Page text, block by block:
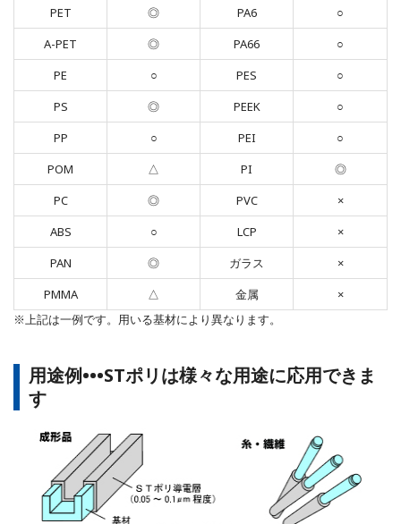
PET ◎ PA6
○
A-PET
◎ PA66
○
PE
○ PES
○
PS
◎ PEEK
○
PP
○ PEI
○
POM
△ PI
◎
PC
◎ PVC
×
ABS
○ LCP
×
PAN
◎ ガラス
×
PMMA
△ 金属
×
※上記は一例です。用いる基材により異なります。
用途例•••STポリは様々な用途に応用できま
す